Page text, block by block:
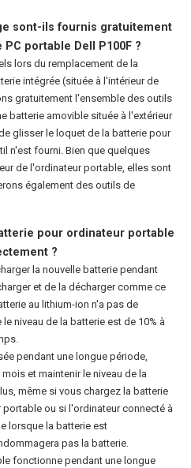
sont-ils fournis gratuitement
PC portable Dell P100F ?
lors du remplacement de la
intégrée (située à l'intérieur de
gratuitement l'ensemble des outils
batterie amovible située à l'extérieur
glisser le loquet de la batterie pour
n'est fourni. Bien que quelques
de l'ordinateur portable, elles sont
également des outils de
pour ordinateur portable
?
la nouvelle batterie pendant
et de la décharger comme ce
au lithium-ion n'a pas de
niveau de la batterie est de 10% à
pendant une longue période,
et maintenir le niveau de la
même si vous chargez la batterie
ou si l'ordinateur connecté à
lorsque la batterie est
pas la batterie.
fonctionne pendant une longue